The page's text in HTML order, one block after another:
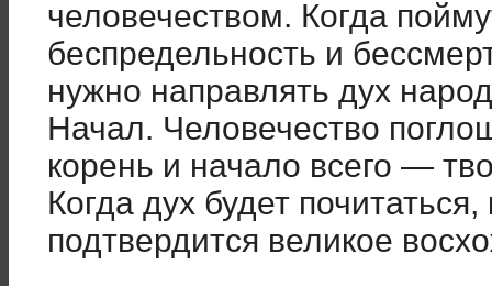
человечеством. Когда
беспредельность и
нужно направлять дух
Начал. Человечество
корень и начало всего —
Когда дух будет
подтвердится великое